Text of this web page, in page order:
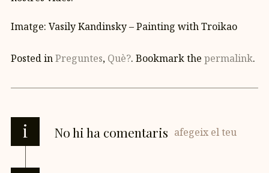
Imatge: Vasily Kandinsky – Painting with Troikao
Posted inPreguntes, Què?. Bookmark the permalink.
i No hi ha comentaris afegeix el teu